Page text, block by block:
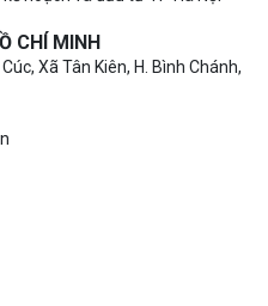
CHÍ MINH
Xã Tân Kiên, H. Bình Chánh,